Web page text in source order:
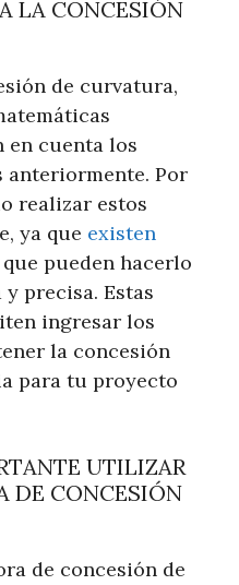
LA CONCESIÓN
de curvatura,
en cuenta los
anteriormente. Por
realizar estos
ya que existen
que pueden hacerlo
precisa. Estas
ingresar los
la concesión
para tu proyecto
UTILIZAR
DE CONCESIÓN
de concesión de